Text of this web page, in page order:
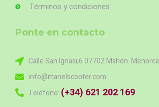
Términos y condiciones
Ponte en contacto
Calle San Ignasi,6 07702 Mahón. Menorca
info@manelscooter.com
Teléfono: (+34) 621 202 169